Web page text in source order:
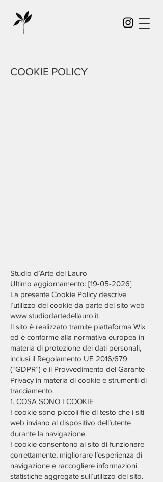
COOKIE POLICY
Studio d’Arte del Lauro
Ultimo aggiornamento: [19-05-2026]
La presente Cookie Policy descrive
l’utilizzo dei cookie da parte del sito web
www.studiodartedellauro.it.
Il sito è realizzato tramite piattaforma Wix
ed è conforme alla normativa europea in
materia di protezione dei dati personali,
inclusi il Regolamento UE 2016/679
(“GDPR”) e il Provvedimento del Garante
Privacy in materia di cookie e strumenti di
tracciamento.
1. COSA SONO I COOKIE
I cookie sono piccoli file di testo che i siti
web inviano al dispositivo dell’utente
durante la navigazione.
I cookie consentono al sito di funzionare
correttamente, migliorare l’esperienza di
navigazione e raccogliere informazioni
statistiche aggregate sull’utilizzo del sito.